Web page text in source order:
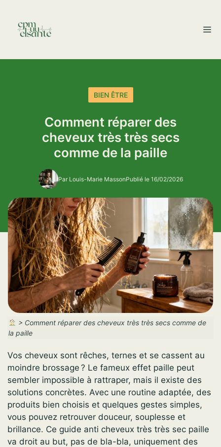
contenu
BIEN ÊTRE
Comment réparer des
cheveux très très secs
comme de la paille
Par Louis-Marie MassonPublié le 16/02/2026
> Comment réparer des cheveux très très secs comme de
la paille
Vos cheveux sont rêches, ternes et se cassent au
moindre brossage ? Le fameux effet paille peut
sembler impossible à rattraper, mais il existe des
solutions concrètes. Avec une routine adaptée, des
produits bien choisis et quelques gestes simples,
vous pouvez retrouver douceur, souplesse et
brillance. Ce guide anti cheveux très très sec paille
va droit au but, pas de bla-bla, uniquement des